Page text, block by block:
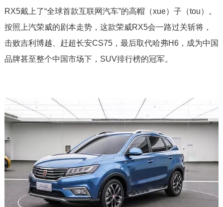
RX5戴上了“全球首款互联网汽车”的高帽（xue）子（tou）。
按照上汽荣威的剧本走势，这款荣威RX5会一路过关斩将，
击败吉利博越、赶超长安CS75，最后取代哈弗H6，成为中国
品牌甚至整个中国市场下，SUV排行榜的冠军。